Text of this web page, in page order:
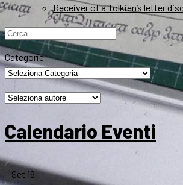
Receiver of a Tolkien’s letter
Ricerca
per:
Categorie
Calendario Eventi
Set 19